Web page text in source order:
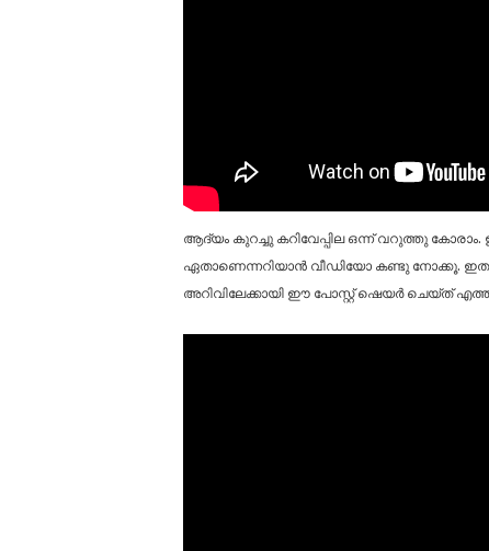
ആദ്യം കുറച്ചു കറിവേപ്പില ഒന്ന് വറുത്തു കോരാം.
ഏതാണെന്നറിയാൻ വീഡിയോ കണ്ടു നോക്കൂ.
അറിവിലേക്കായി ഈ പോസ്റ്റ് ഷെയർ ചെയ്‌ത്‌